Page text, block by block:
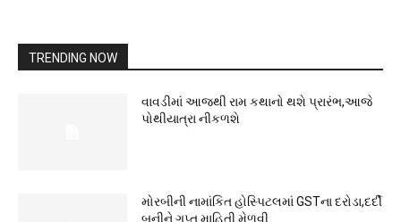
TRENDING NOW
વાવડીમાં આજથી રામ કથાનો થશે પ્રારંભ,આજે
પોથીયાત્રા નીકળશે
મોરબીની નામાંકિત હોસ્પિટલમાં GSTના દરોડા,દર્દી
બનીને ગુપ્ત માહિતી મેળવી